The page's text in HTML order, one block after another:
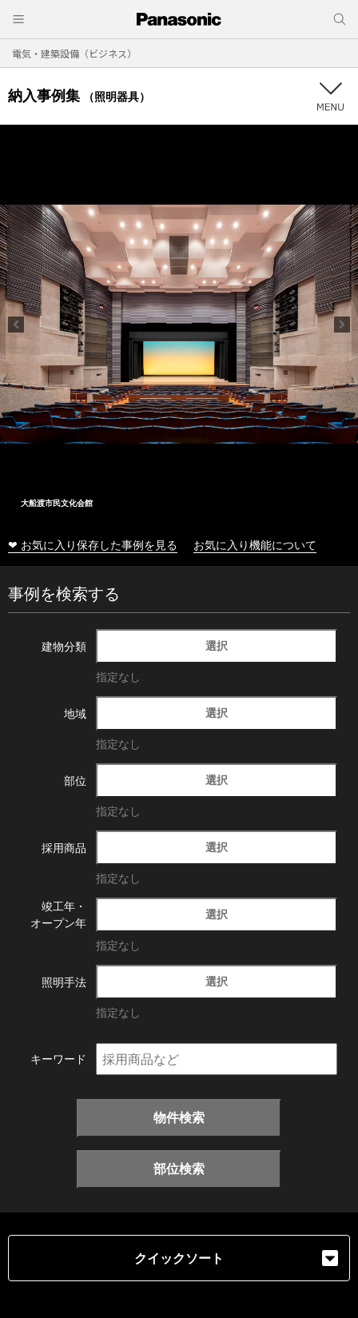
電気・建築設備（ビジネス）
納入事例集 （照明器具）
大船渡市民文化会館
❤ お気に入り保存した事例を見る お気に入り機能について
事例を検索する
建物分類 選択
指定なし
地域 選択
指定なし
部位 選択
指定なし
採用商品 選択
指定なし
竣工年・
オープン年
選択
指定なし
照明手法 選択
指定なし
キーワード
物件検索
部位検索
クイックソート